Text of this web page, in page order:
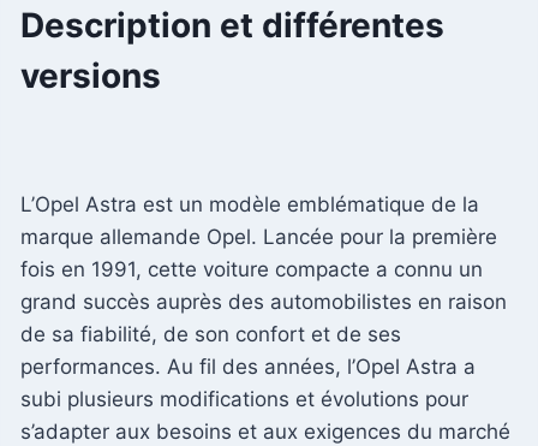
Description et différentes
versions
L’Opel Astra est un modèle emblématique de la
marque allemande Opel. Lancée pour la première
fois en 1991, cette voiture compacte a connu un
grand succès auprès des automobilistes en raison
de sa fiabilité, de son confort et de ses
performances. Au fil des années, l’Opel Astra a
subi plusieurs modifications et évolutions pour
s’adapter aux besoins et aux exigences du marché